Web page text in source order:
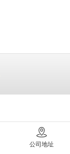
公司地址